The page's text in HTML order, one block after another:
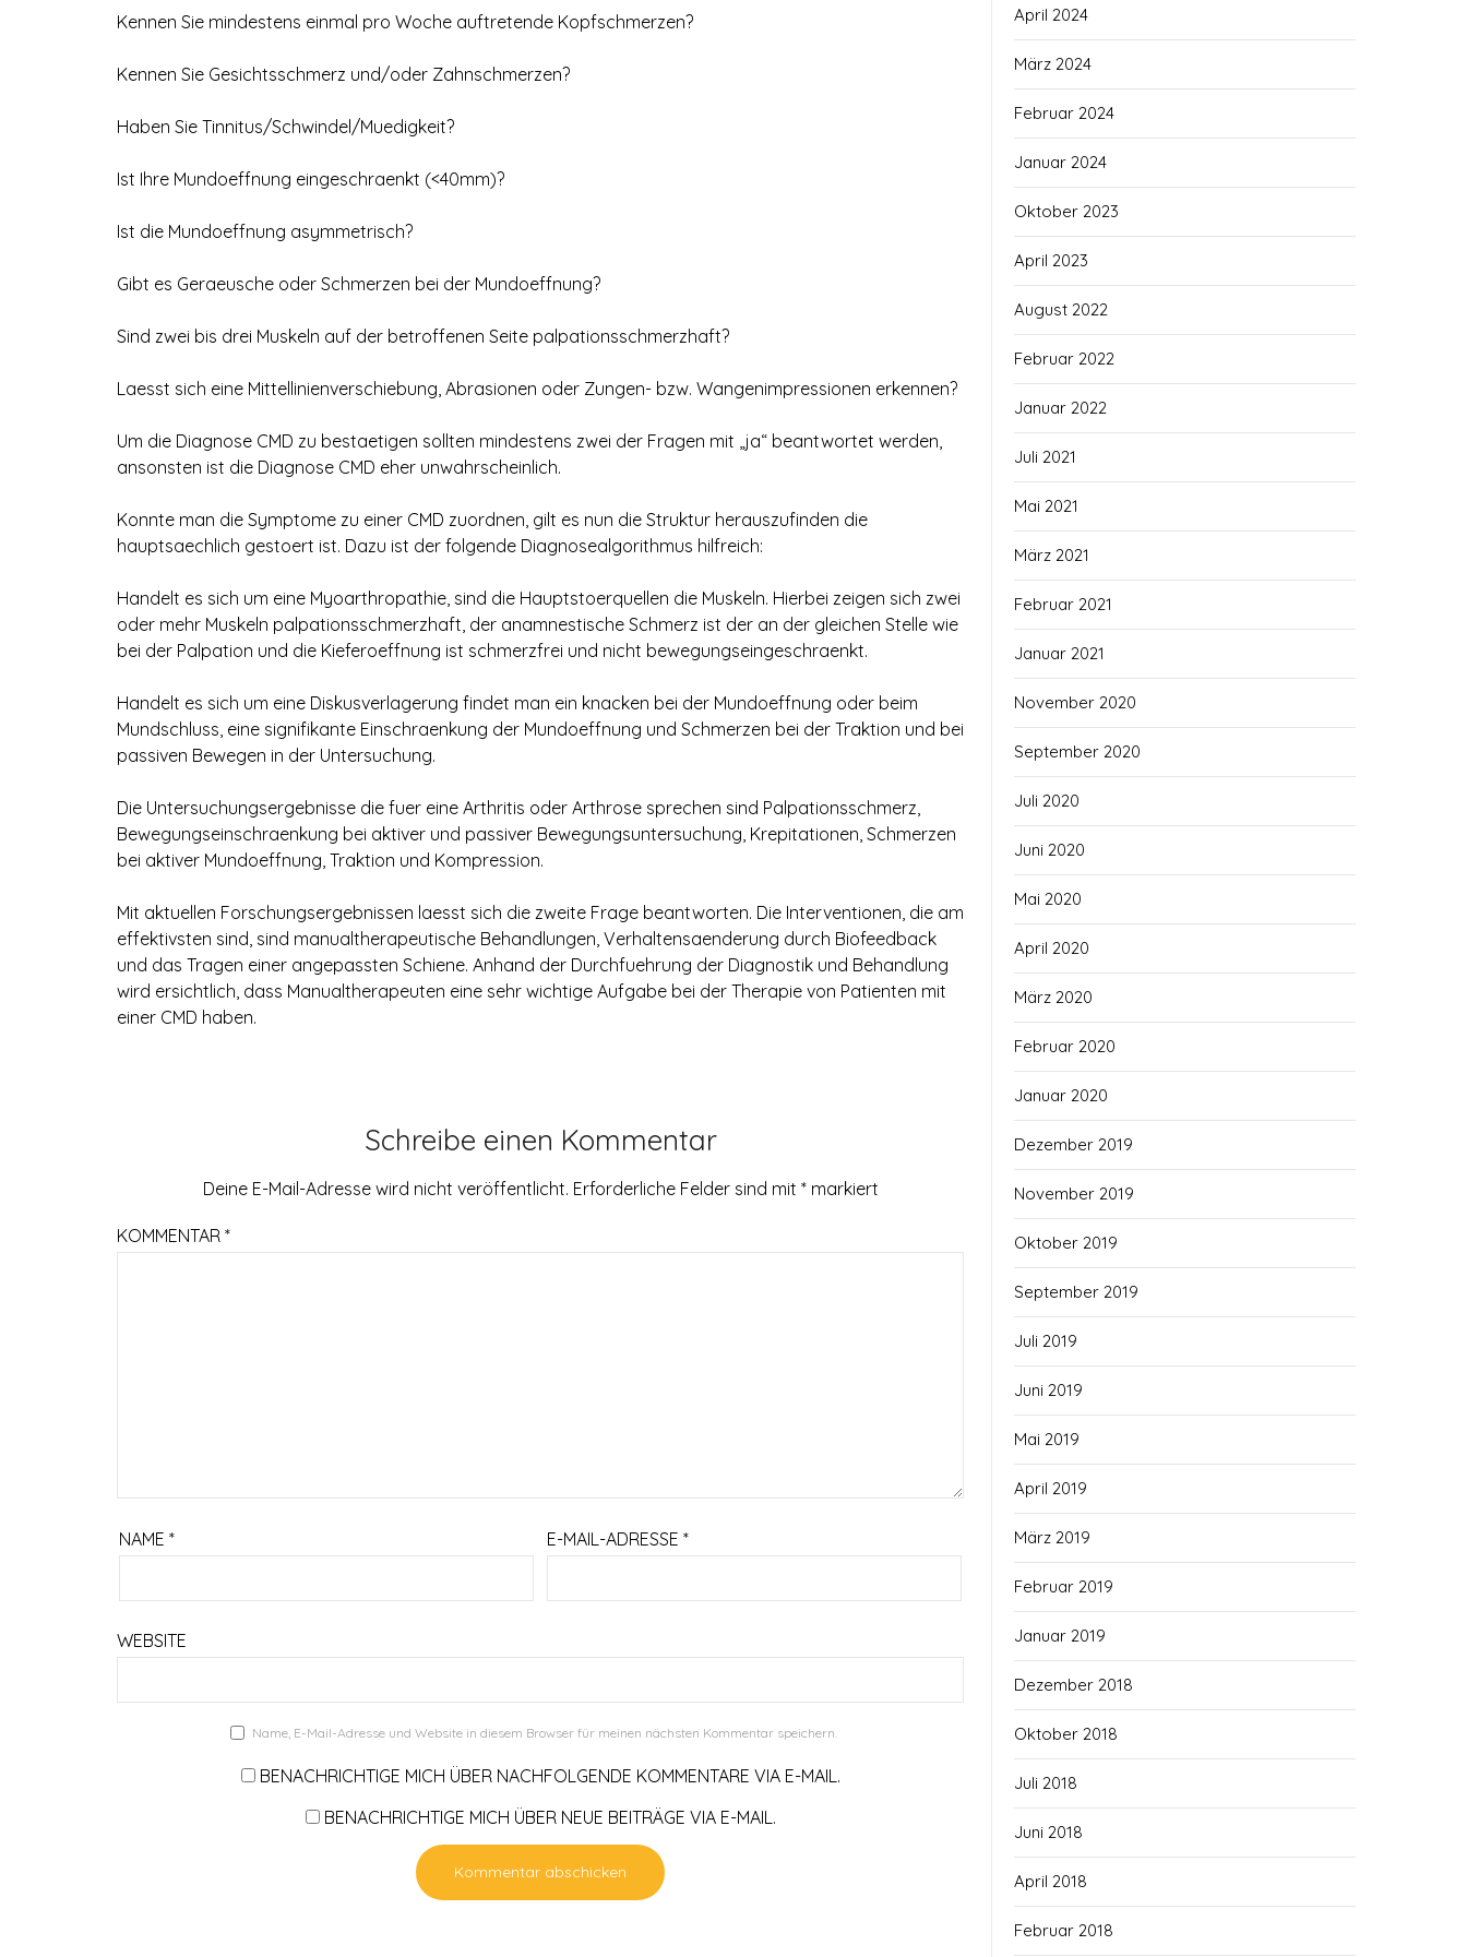
Kennen Sie mindestens einmal pro Woche auftretende Kopfschmerzen?
Kennen Sie Gesichtsschmerz und/oder Zahnschmerzen?
Haben Sie Tinnitus/Schwindel/Muedigkeit?
Ist Ihre Mundoeffnung eingeschraenkt (<40mm)?
Ist die Mundoeffnung asymmetrisch?
Gibt es Geraeusche oder Schmerzen bei der Mundoeffnung?
Sind zwei bis drei Muskeln auf der betroffenen Seite palpationsschmerzhaft?
Laesst sich eine Mittellinienverschiebung, Abrasionen oder Zungen- bzw. Wangenimpressionen erkennen?
Um die Diagnose CMD zu bestaetigen sollten mindestens zwei der Fragen mit „ja“ beantwortet werden,
ansonsten ist die Diagnose CMD eher unwahrscheinlich.
Konnte man die Symptome zu einer CMD zuordnen, gilt es nun die Struktur herauszufinden die
hauptsaechlich gestoert ist. Dazu ist der folgende Diagnosealgorithmus hilfreich:
Handelt es sich um eine Myoarthropathie, sind die Hauptstoerquellen die Muskeln. Hierbei zeigen sich zwei
oder mehr Muskeln palpationsschmerzhaft, der anamnestische Schmerz ist der an der gleichen Stelle wie
bei der Palpation und die Kieferoeffnung ist schmerzfrei und nicht bewegungseingeschraenkt.
Handelt es sich um eine Diskusverlagerung findet man ein knacken bei der Mundoeffnung oder beim
Mundschluss, eine signifikante Einschraenkung der Mundoeffnung und Schmerzen bei der Traktion und bei
passiven Bewegen in der Untersuchung.
Die Untersuchungsergebnisse die fuer eine Arthritis oder Arthrose sprechen sind Palpationsschmerz,
Bewegungseinschraenkung bei aktiver und passiver Bewegungsuntersuchung, Krepitationen, Schmerzen
bei aktiver Mundoeffnung, Traktion und Kompression.
Mit aktuellen Forschungsergebnissen laesst sich die zweite Frage beantworten. Die Interventionen, die am
effektivsten sind, sind manualtherapeutische Behandlungen, Verhaltensaenderung durch Biofeedback
und das Tragen einer angepassten Schiene. Anhand der Durchfuehrung der Diagnostik und Behandlung
wird ersichtlich, dass Manualtherapeuten eine sehr wichtige Aufgabe bei der Therapie von Patienten mit
einer CMD haben.
Schreibe einen Kommentar
Deine E-Mail-Adresse wird nicht veröffentlicht. Erforderliche Felder sind mit *markiert
KOMMENTAR *
NAME * E-MAIL-ADRESSE *
WEBSITE
Name, E-Mail-Adresse und Website in diesem Browser für meinen nächsten Kommentar speichern.
BENACHRICHTIGE MICH ÜBER NACHFOLGENDE KOMMENTARE VIA E-MAIL.
BENACHRICHTIGE MICH ÜBER NEUE BEITRÄGE VIA E-MAIL.
April 2024
März 2024
Februar 2024
Januar 2024
Oktober 2023
April 2023
August 2022
Februar 2022
Januar 2022
Juli 2021
Mai 2021
März 2021
Februar 2021
Januar 2021
November 2020
September 2020
Juli 2020
Juni 2020
Mai 2020
April 2020
März 2020
Februar 2020
Januar 2020
Dezember 2019
November 2019
Oktober 2019
September 2019
Juli 2019
Juni 2019
Mai 2019
April 2019
März 2019
Februar 2019
Januar 2019
Dezember 2018
Oktober 2018
Juli 2018
Juni 2018
April 2018
Februar 2018